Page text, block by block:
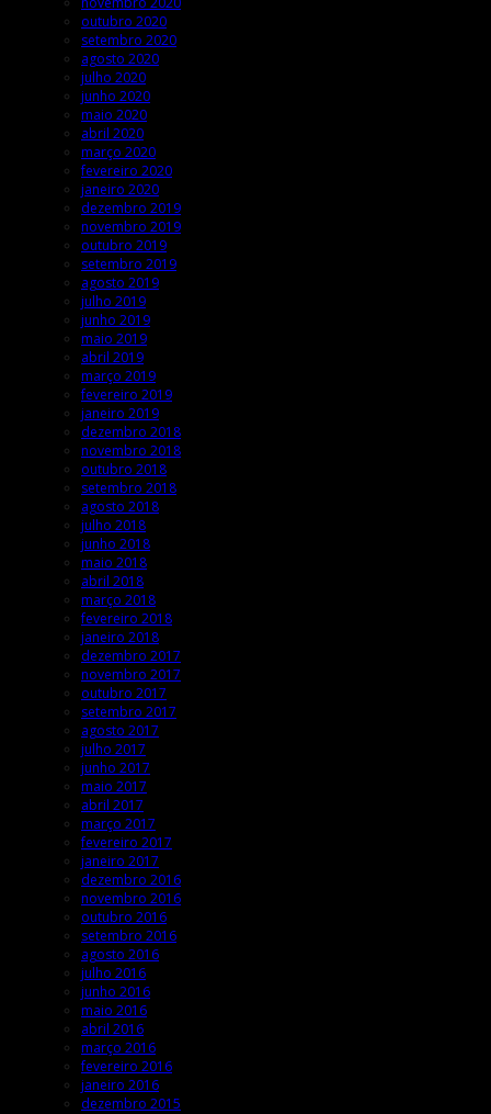
outubro 2020
setembro 2020
agosto 2020
julho 2020
junho 2020
maio 2020
abril 2020
março 2020
fevereiro 2020
janeiro 2020
dezembro 2019
novembro 2019
outubro 2019
setembro 2019
agosto 2019
julho 2019
junho 2019
maio 2019
abril 2019
março 2019
fevereiro 2019
janeiro 2019
dezembro 2018
novembro 2018
outubro 2018
setembro 2018
agosto 2018
julho 2018
junho 2018
maio 2018
abril 2018
março 2018
fevereiro 2018
janeiro 2018
dezembro 2017
novembro 2017
outubro 2017
setembro 2017
agosto 2017
julho 2017
junho 2017
maio 2017
abril 2017
março 2017
fevereiro 2017
janeiro 2017
dezembro 2016
novembro 2016
outubro 2016
setembro 2016
agosto 2016
julho 2016
junho 2016
maio 2016
abril 2016
março 2016
fevereiro 2016
janeiro 2016
dezembro 2015